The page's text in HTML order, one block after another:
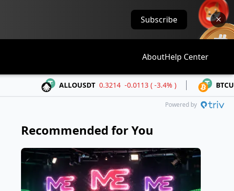
Subscribe
AboutHelp Center
ALLOUSDT 0.3214 -0.0113 ( -3.4% ) BTCUSDT 65,045.8
Powered by
Recommended for You